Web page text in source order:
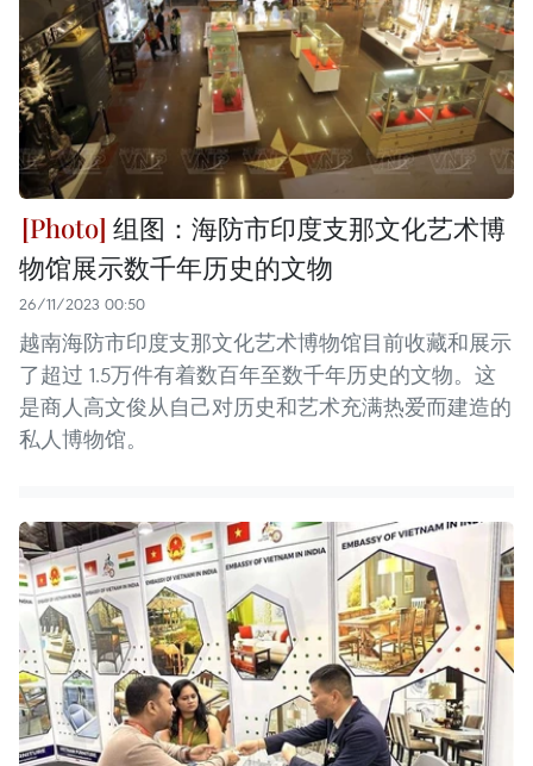
组图：海防市印度支那文化艺术博
物馆展示数千年历史的文物
26/11/2023 00:50
越南海防市印度支那文化艺术博物馆目前收藏和展示
了超过 1.5万件有着数百年至数千年历史的文物。这
是商人高文俊从自己对历史和艺术充满热爱而建造的
私人博物馆。